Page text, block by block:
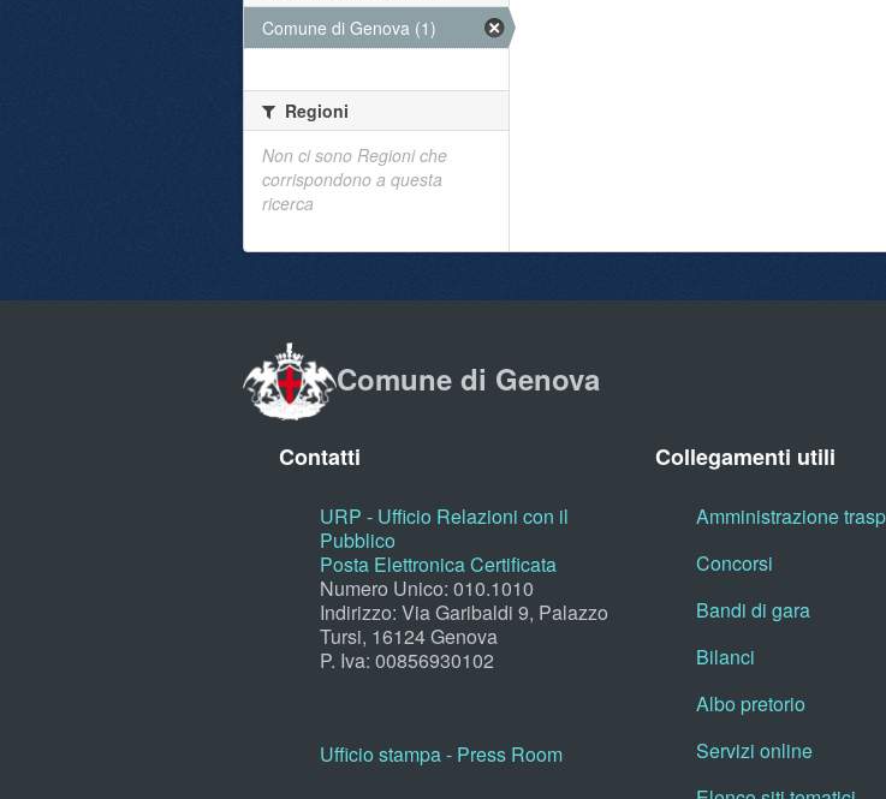
Comune di Genova (1)
Regioni
Non ci sono Regioni che
corrispondono a questa
ricerca
Comune di Genova
Contatti
URP - Ufficio Relazioni con il
Pubblico
Posta Elettronica Certificata
Numero Unico: 010.1010
Indirizzo: Via Garibaldi 9, Palazzo
Tursi, 16124 Genova
P. Iva: 00856930102
Ufficio stampa - Press Room
Collegamenti utili
Amministrazione
Concorsi
Bandi di gara
Bilanci
Albo pretorio
Servizi online